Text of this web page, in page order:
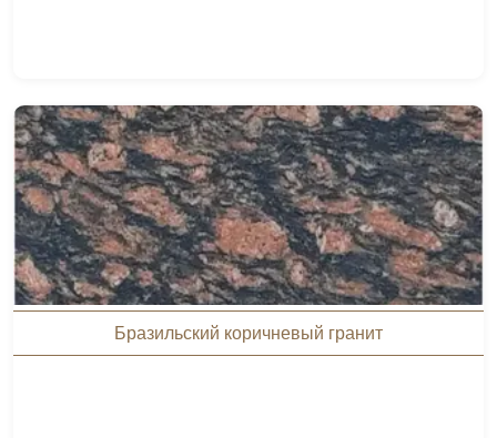
Бразильский коричневый гранит